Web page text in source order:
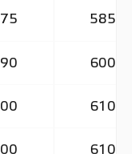
585
600
610
610